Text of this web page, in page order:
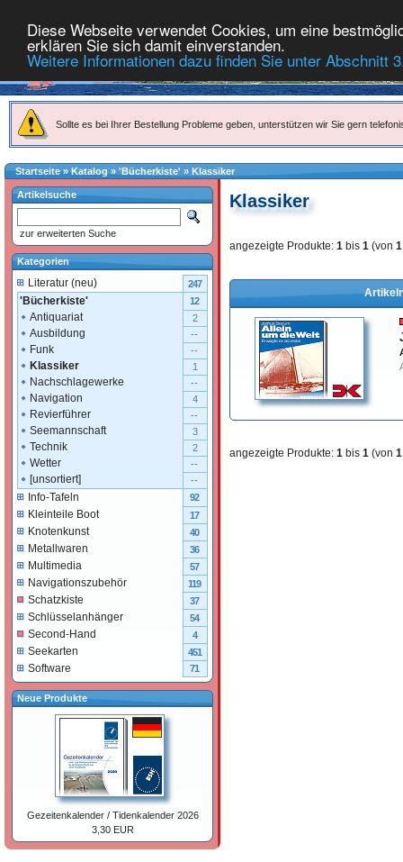
Diese Webseite verwendet Cookies, um eine
erklären Sie sich damit einverstanden.
Weitere Informationen dazu finden Sie unter Abschnitt
Sollte es bei Ihrer Bestellung Probleme geben, unterstützen wir Sie gern
Startseite»Katalog » 'Bücherkiste' » Klassiker
Klassiker
angezeigte Produkte: 1 bis 1 (von 1
angezeigte Produkte: 1 bis 1 (von 1
Artikelsuche
zur erweiterten Suche
Kategorien
Literatur (neu) 247
'Bücherkiste' 12
Antiquariat 2
Ausbildung --
Funk --
Klassiker 1
Nachschlagewerke --
Navigation 4
Revierführer --
Seemannschaft 3
Technik 2
Wetter --
[unsortiert] --
Info-Tafeln 92
Kleinteile Boot 17
Knotenkunst 40
Metallwaren 36
Multimedia 57
Navigationszubehör 119
Schatzkiste 37
Schlüsselanhänger 54
Second-Hand 4
Seekarten 451
Software 71
Neue Produkte
Gezeitenkalender / Tidenkalender 2026
3,30 EUR